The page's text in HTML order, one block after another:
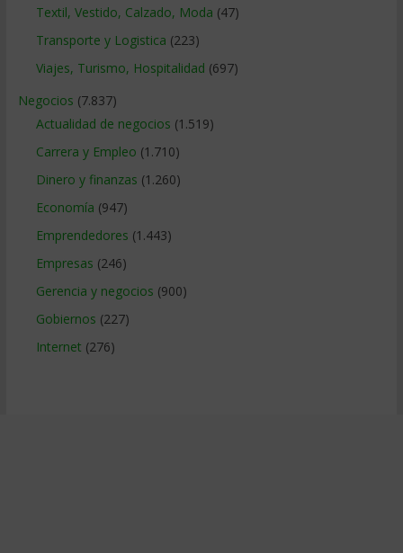
Textil, Vestido, Calzado, Moda (47)
Transporte y Logistica (223)
Viajes, Turismo, Hospitalidad (697)
Negocios (7.837)
Actualidad de negocios (1.519)
Carrera y Empleo (1.710)
Dinero y finanzas (1.260)
Economía (947)
Emprendedores (1.443)
Empresas (246)
Gerencia y negocios (900)
Gobiernos (227)
Internet (276)